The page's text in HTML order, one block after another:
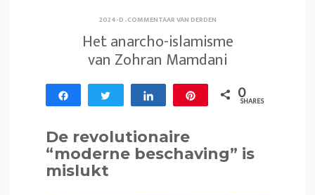
2024-D.COMMENTAAR VAN DERDEN
Het anarcho-islamisme
van Zohran Mamdani
Share Tweet Share 0
SHARES
De revolutionaire
“moderne beschaving” is
mislukt